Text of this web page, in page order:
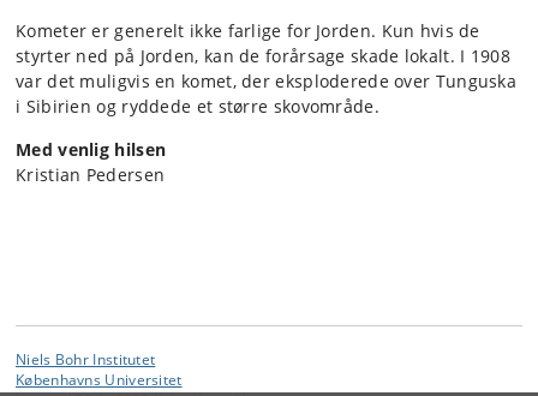
Kometer er generelt ikke farlige for Jorden. Kun hvis de
styrter ned på Jorden, kan de forårsage skade lokalt. I 1908
var det muligvis en komet, der eksploderede over Tunguska
i Sibirien og ryddede et større skovområde.
Med venlig hilsen
Kristian Pedersen
Niels Bohr Institutet
Københavns Universitet